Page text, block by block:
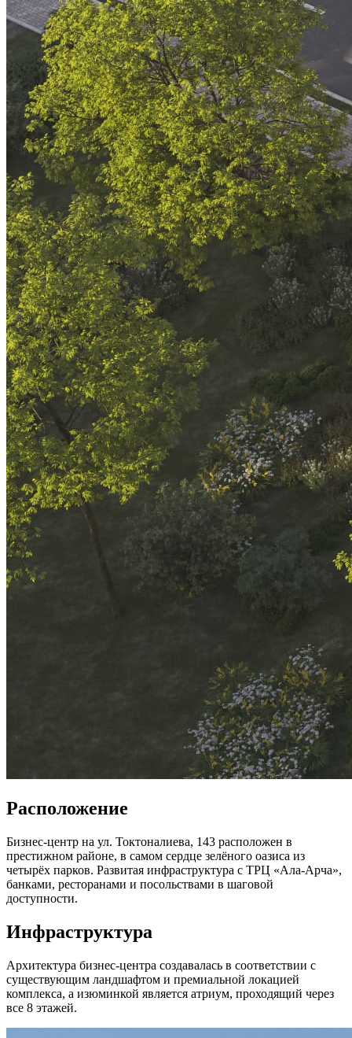
Расположение
Бизнес-центр на ул. Токтоналиева, 143 расположен в
престижном районе, в самом сердце зелёного оазиса из
четырёх парков. Развитая инфраструктура с ТРЦ «Ала-Арча»,
банками, ресторанами и посольствами в шаговой
доступности.
Инфраструктура
Архитектура бизнес-центра создавалась в соответствии с
существующим ландшафтом и премиальной локацией
комплекса, а изюминкой является атриум, проходящий через
все 8 этажей.